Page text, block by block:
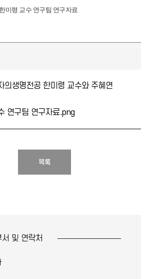
한미령 교수 연구팀 연구자료
의생명전공 한미령 교수와 주혜연
연구팀 연구자료.png
목록
서 및 연락처